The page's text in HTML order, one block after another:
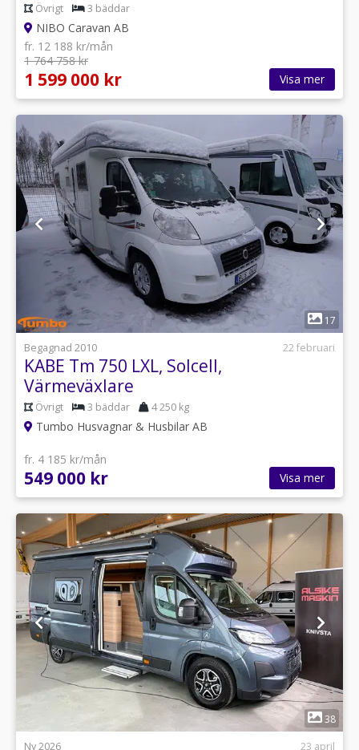
Övrigt 3 bäddar
NIBO Caravan AB
fr. 12 188 kr/mån
1 764 758 kr
1 599 000 kr Visa mer
1
17
Begagnad 2010
22 februari
KABE Tm 750 LXL, Solcell,
Värmeväxlare
Övrigt 3 bäddar 4 250 kg
Tumbo Husvagnar & Husbilar AB
fr. 4 185 kr/mån
549 000 kr Visa mer
38
Ny 2026
23 april